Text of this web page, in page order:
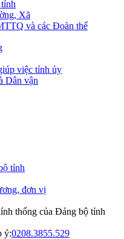
Xã
và các Đoàn thể
việc tỉnh ủy
Dân vận
tỉnh
đơn vị
thống của Đảng bộ tỉnh
ý:0208.3855.529